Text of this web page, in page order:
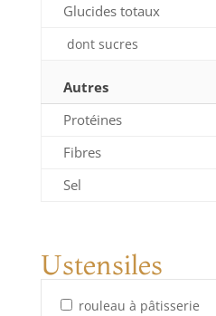
Glucides totaux
dont sucres
Autres
Protéines
Fibres
Sel
Ustensiles
rouleau à pâtisserie